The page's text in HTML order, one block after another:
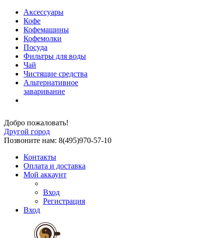
Аксессуары
Кофе
Кофемашины
Кофемолки
Посуда
Фильтры для воды
Чай
Чистящие средства
Альтернативное
заваривание
Добро пожаловать!
Другой город
Позвоните нам: 8(495)970-57-10
Контакты
Оплата и доставка
Мой аккаунт
Вход
Регистрация
Вход